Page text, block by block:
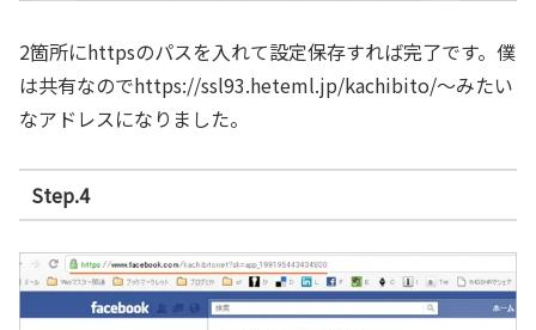
2箇所にhttpsのパスを入れて設定保存すれば完了です。僕
は共有なのでhttps://ssl93.heteml.jp/kachibito/～みたい
なアドレスになりました。
Step.4